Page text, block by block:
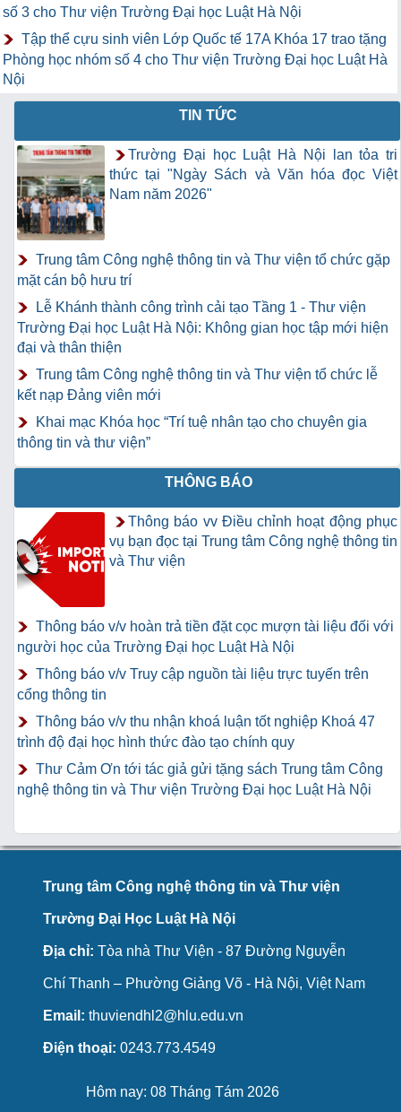
số 3 cho Thư viện Trường Đại học Luật Hà Nội
Tập thể cựu sinh viên Lớp Quốc tế 17A Khóa 17 trao tặng
Phòng học nhóm số 4 cho Thư viện Trường Đại học Luật Hà
Nội
TIN TỨC
Trường Đại học Luật Hà Nội lan tỏa tri
thức tại "Ngày Sách và Văn hóa đọc Việt
Nam năm 2026"
Trung tâm Công nghệ thông tin và Thư viện tổ chức gặp
mặt cán bộ hưu trí
Lễ Khánh thành công trình cải tạo Tầng 1 - Thư viện
Trường Đại học Luật Hà Nội: Không gian học tập mới hiện
đại và thân thiện
Trung tâm Công nghệ thông tin và Thư viện tổ chức lễ
kết nạp Đảng viên mới
Khai mạc Khóa học “Trí tuệ nhân tạo cho chuyên gia
thông tin và thư viện”
THÔNG BÁO
Thông báo vv Điều chỉnh hoạt động phục
vụ bạn đọc tại Trung tâm Công nghệ thông tin
và Thư viện
Thông báo v/v hoàn trả tiền đặt cọc mượn tài liệu đối với
người học của Trường Đại học Luật Hà Nội
Thông báo v/v Truy cập nguồn tài liệu trực tuyến trên
cổng thông tin
Thông báo v/v thu nhận khoá luận tốt nghiệp Khoá 47
trình độ đại học hình thức đào tạo chính quy
Thư Cảm Ơn tới tác giả gửi tặng sách Trung tâm Công
nghệ thông tin và Thư viện Trường Đại học Luật Hà Nội
Trung tâm Công nghệ thông tin và Thư viện
Trường Đại Học Luật Hà Nội
Địa chỉ: Tòa nhà Thư Viện - 87 Đường Nguyễn
Chí Thanh – Phường Giảng Võ - Hà Nội, Việt Nam
Email: thuviendhl2@hlu.edu.vn
Điện thoại: 0243.773.4549
Hôm nay: 08 Tháng Tám 2026